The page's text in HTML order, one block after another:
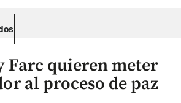
Farc quieren meter
al proceso de paz